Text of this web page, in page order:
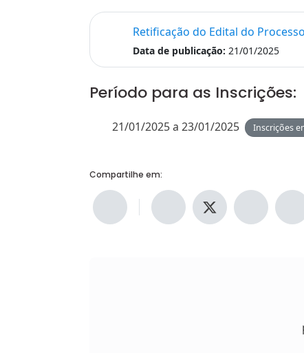
Retificação do Edital do
Data de publicação: 21/01/2025
Período para as Inscrições:
21/01/2025 a 23/01/2025 Inscrições
Compartilhe em: